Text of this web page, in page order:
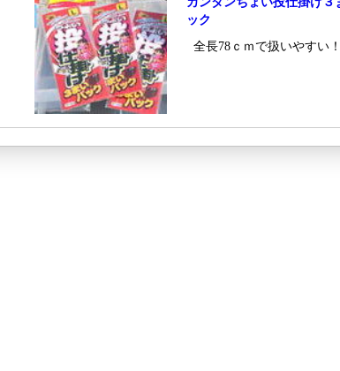
ック
全長78ｃｍで扱いやすい